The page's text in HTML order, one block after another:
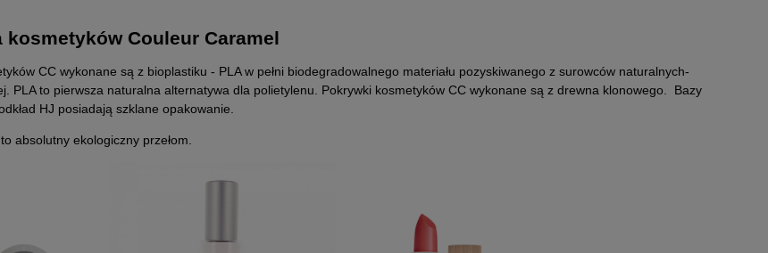
kosmetyków Couleur Caramel
CC wykonane są z bioplastiku - PLA w pełni biodegradowalnego materiału pozyskiwanego z surowców naturalnych-
PLA to pierwsza naturalna alternatywa dla polietylenu. Pokrywki kosmetyków CC wykonane są z drewna klonowego . Bazy
HJ posiadają szklane opakowanie.
absolutny ekologiczny przełom.